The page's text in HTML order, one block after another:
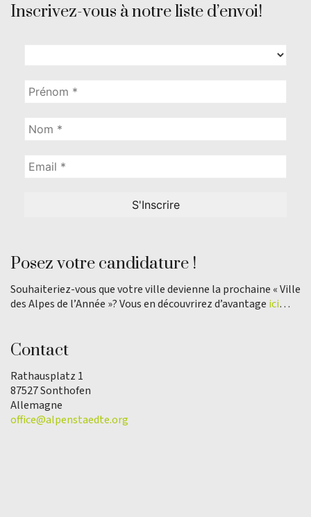
Inscrivez-vous à notre liste d’envoi!
Posez votre candidature !
Souhaiteriez-vous que votre ville devienne la prochaine « Ville
des Alpes de l’Année »? Vous en découvrirez d’avantage ici…
Contact
Rathausplatz 1
87527 Sonthofen
Allemagne
office@alpenstaedte.org